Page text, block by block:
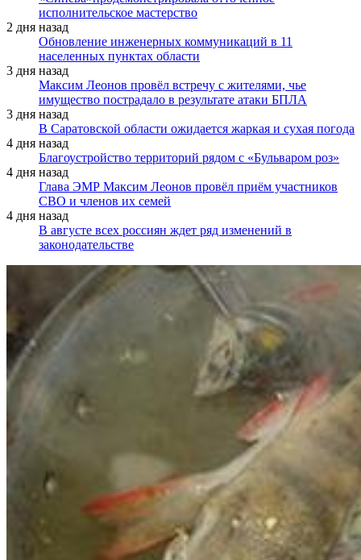
исполнительское мастерство
2 дня назад
Обновление инженерных коммуникаций в 11
населенных пунктах области
3 дня назад
Максим Леонов провёл встречу с жителями, чье
имущество пострадало в результате атаки БПЛА
3 дня назад
В Саратовской области ожидается жаркая и сухая погода
4 дня назад
Благоустройство территорий рядом с «Бульваром роз»
4 дня назад
Глава ЭМР Максим Леонов провёл приём участников
СВО и членов их семей
4 дня назад
В августе всех россиян ждет ряд изменений в
законодательстве